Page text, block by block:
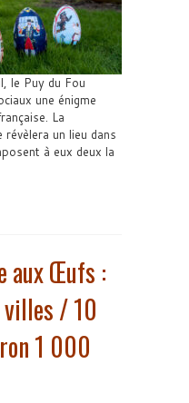
le Puy du Fou
une énigme
La
révèlera un lieu dans
à eux deux la
aux Œufs :
/ 10
1 000